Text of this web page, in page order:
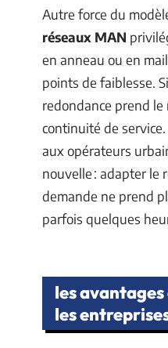
Autre force du
réseaux MAN
en anneau ou en
points de faiblesse.
redondance prend
continuité de
aux opérateurs
nouvelle : adapter le
demande ne prend
parfois quelques
les
les